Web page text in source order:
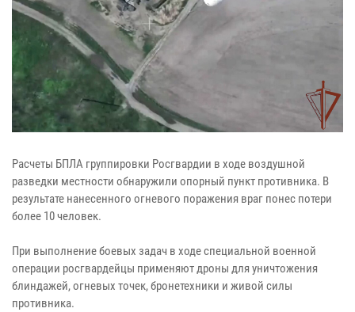
Расчеты БПЛА группировки Росгвардии в ходе воздушной
разведки местности обнаружили опорный пункт противника. В
результате нанесенного огневого поражения враг понес потери
более 10 человек.
При выполнение боевых задач в ходе специальной военной
операции росгвардейцы применяют дроны для уничтожения
блиндажей, огневых точек, бронетехники и живой силы
противника.